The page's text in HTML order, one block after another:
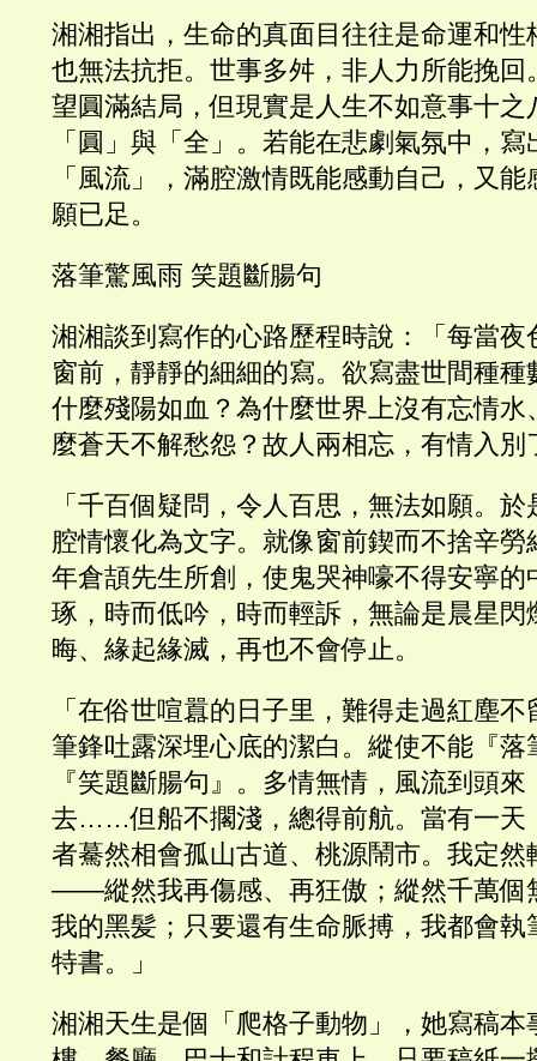
湘湘指出，生命的真面目往往是命運和性
也無法抗拒。世事多舛，非人力所能挽回
望圓滿結局，但現實是人生不如意事十之
「圓」與「全」。若能在悲劇氣氛中，
「風流」，滿腔激情既能感動自己，又
願已足。
落筆驚風雨 笑題斷腸句
湘湘談到寫作的心路歷程時說：「每當夜
窗前，靜靜的細細的寫。欲寫盡世間種種
什麼殘陽如血？為什麼世界上沒有忘情水
麼蒼天不解愁怨？故人兩相忘，有情入別
「千百個疑問，令人百思，無法如願。
腔情懷化為文字。就像窗前鍥而不捨辛勞
年倉頡先生所創，使鬼哭神嚎不得安寧的
琢，時而低吟，時而輕訴，無論是晨星閃
晦、緣起緣滅，再也不會停止。
「在俗世喧囂的日子里，難得走過紅塵
筆鋒吐露深埋心底的潔白。縱使不能『落
『笑題斷腸句』。多情無情，風流到頭
去……但船不擱淺，總得前航。當有一天
者驀然相會孤山古道、桃源鬧市。我定然
——縱然我再傷感、再狂傲；縱然千萬個
我的黑髪；只要還有生命脈搏，我都會執
特書。」
湘湘天生是個「爬格子動物」，她寫稿本